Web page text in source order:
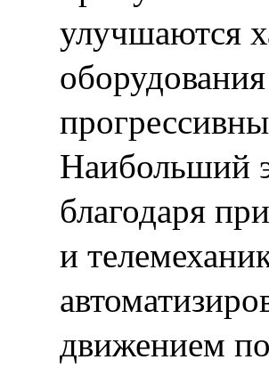
улучшаются
Наибольший
благодаря
и
движением